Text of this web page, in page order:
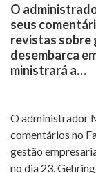
O
seus
revistas sobre
desembarca
ministrará a…
O administrador
comentários no
gestão
no dia 23.